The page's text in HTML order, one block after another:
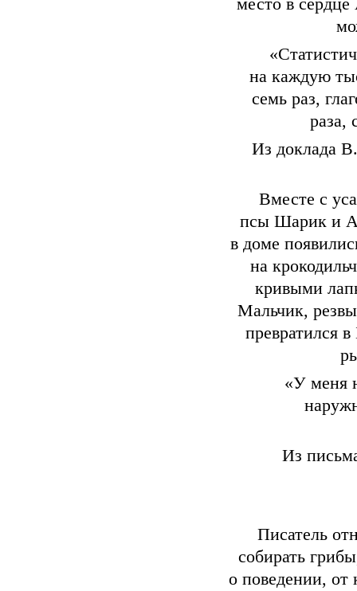
место в
на каждую
семь раз,
раза,
Из доклада
Вместе с
псы Шарик и
в доме
на
кривыми
Мальчик,
превратился
«У меня
Из
Писатель
собирать
о поведении, от